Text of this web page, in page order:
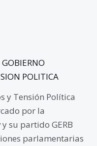
GOBIERNO
POLITICA
y Tensión Política
por la
su partido GERB
parlamentarias